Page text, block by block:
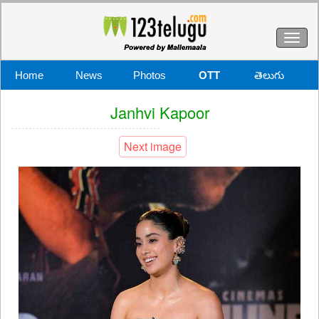
Home News Photos OTT తెలుగు
Janhvi Kapoor
Next image